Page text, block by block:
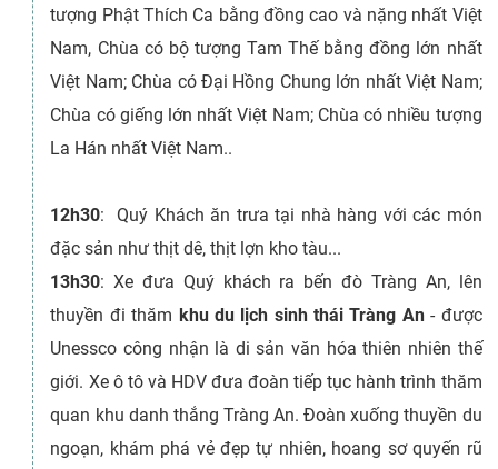
tượng Phật Thích Ca bằng đồng cao và nặng nhất Việt
Nam, Chùa có bộ tượng Tam Thế bằng đồng lớn nhất
Việt Nam; Chùa có Đại Hồng Chung lớn nhất Việt Nam;
Chùa có giếng lớn nhất Việt Nam; Chùa có nhiều tượng
La Hán nhất Việt Nam..
12h30: Quý Khách ăn trưa tại nhà hàng với các món
đặc sản như thịt dê, thịt lợn kho tàu...
13h30: Xe đưa Quý khách ra bến đò Tràng An, lên
thuyền đi thăm khu du lịch sinh thái Tràng An- được
Unessco công nhận là di sản văn hóa thiên nhiên thế
giới. Xe ô tô và HDV đưa đoàn tiếp tục hành trình thăm
quan khu danh thắng Tràng An. Đoàn xuống thuyền du
ngoạn, khám phá vẻ đẹp tự nhiên, hoang sơ quyến rũ